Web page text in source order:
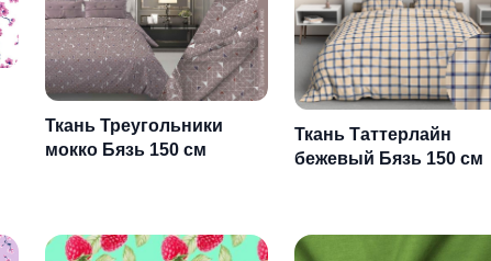
Ткань Треугольники
мокко Бязь 150 см
Ткань Таттерлайн
бежевый Бязь 150 см